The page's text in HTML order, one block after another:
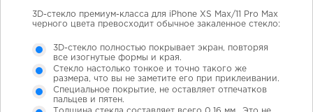
3D-стекло премиум-класса для iPhone XS Max/11 Pro Max
черного цвета превосходит обычное закаленное стекло:
3D-стекло полностью покрывает экран, повторяя
все изогнутые формы и края.
Стекло настолько тонкое и точно такого же
размера, что вы не заметите его при приклеивании.
Специальное покрытие, не оставляет отпечатков
пальцев и пятен.